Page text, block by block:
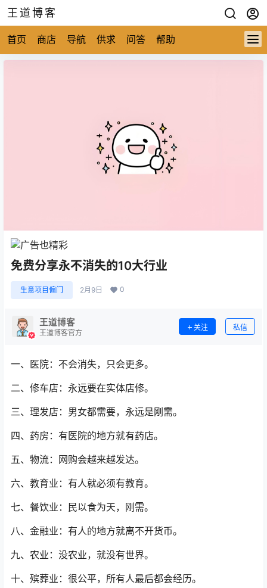
王道博客
首页 商店 导航 供求 问答 帮助
免费分享永不消失的10大行业
生意项目偏门 2月9日 0
王道博客
王道博客官方
关注 私信
一、医院：不会消失，只会更多。
二、修车店：永远要在实体店修。
三、理发店：男女都需要，永远是刚需。
四、药房：有医院的地方就有药店。
五、物流：网购会越来越发达。
六、教育业：有人就必须有教育。
七、餐饮业：民以食为天，刚需。
八、金融业：有人的地方就离不开货币。
九、农业：没农业，就没有世界。
十、殡葬业：很公平，所有人最后都会经历。